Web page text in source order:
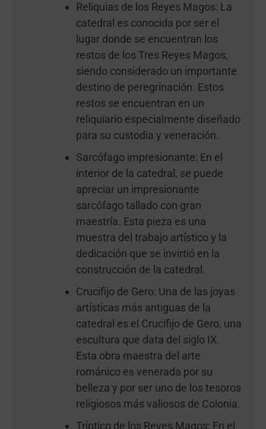
Reliquias de los Reyes Magos: La
catedral es conocida por ser el
lugar donde se encuentran los
restos de los Tres Reyes Magos,
siendo considerado un importante
destino de peregrinación. Estos
restos se encuentran en un
reliquiario especialmente diseñado
para su custodia y veneración.
Sarcófago impresionante: En el
interior de la catedral, se puede
apreciar un impresionante
sarcófago tallado con gran
maestría. Esta pieza es una
muestra del trabajo artístico y la
dedicación que se invirtió en la
construcción de la catedral.
Crucifijo de Gero: Una de las joyas
artísticas más antiguas de la
catedral es el Crucifijo de Gero, una
escultura que data del siglo IX.
Esta obra maestra del arte
románico es venerada por su
belleza y por ser uno de los tesoros
religiosos más valiosos de Colonia.
Tríptico de los Reyes Magos: En el